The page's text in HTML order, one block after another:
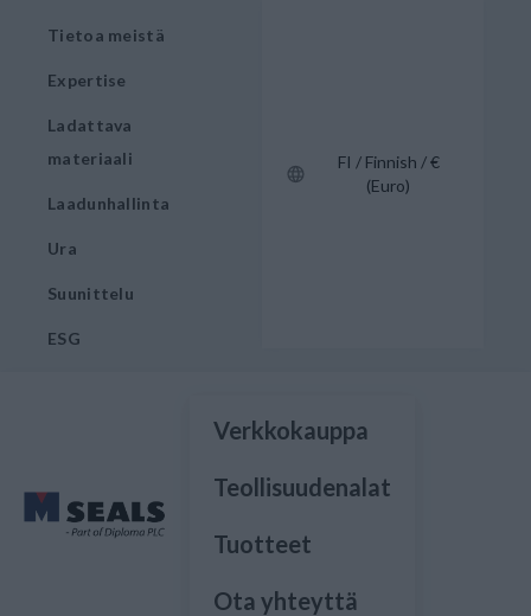
Tietoa meistä
Expertise
Ladattava
materiaali
Laadunhallinta
Ura
Suunittelu
ESG
FI / Finnish / €
(Euro)
Verkkokauppa
Teollisuudenalat
Tuotteet
Ota yhteyttä